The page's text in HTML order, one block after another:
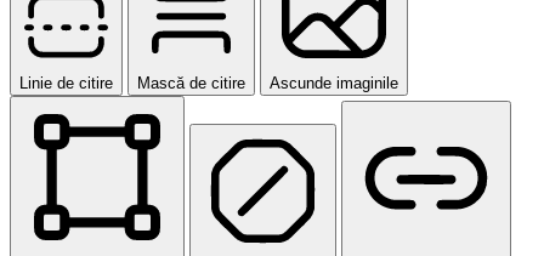
Linie de citire Mască de citire Ascunde imaginile